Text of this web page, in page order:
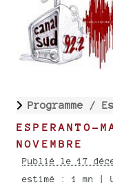
Programme /
ESPERANTO-
NOVEMBRE
Publié le 17
estimé : 1 mn |